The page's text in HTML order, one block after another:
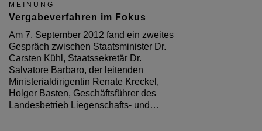
MEINUNG
Vergabeverfahren im Fokus
Am 7. September 2012 fand ein zweites
Gespräch zwischen Staatsminister Dr.
Carsten Kühl, Staatssekretär Dr.
Salvatore Barbaro, der leitenden
Ministerialdirigentin Renate Kreckel,
Holger Basten, Geschäftsführer des
Landesbetrieb Liegenschafts- und…